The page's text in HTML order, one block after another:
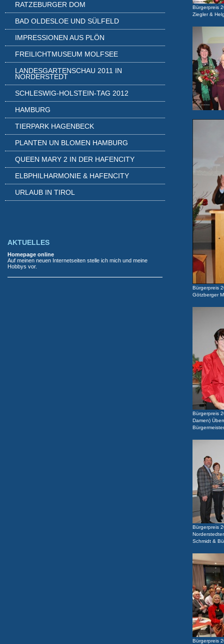
Bürgerpreis
Ziegler &
Bürgerpreis
Götzberger
Bürgerpreis
Damen)
Bürgerpreis
Schmidt &
Bürgerpreis
RATZEBURGER DOM
BAD OLDESLOE UND SÜLFELD
IMPRESSIONEN AUS PLÖN
FREILICHTMUSEUM MOLFSEE
LANDESGARTENSCHAU 2011 IN
NORDERSTEDT
SCHLESWIG-HOLSTEIN-TAG 2012
HAMBURG
TIERPARK HAGENBECK
PLANTEN UN BLOMEN HAMBURG
QUEEN MARY 2 IN DER HAFENCITY
ELBPHILHARMONIE & HAFENCITY
URLAUB IN TIROL
AKTUELLES
Homepage online
Auf meinen neuen Internetseiten stelle ich mich und meine
Hobbys vor.